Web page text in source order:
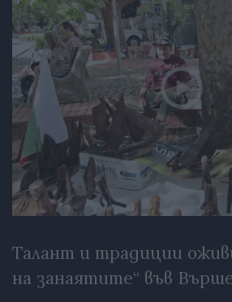
Талант и традиции
на занаятите“ във